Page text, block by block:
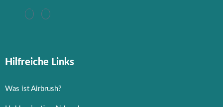
Hilfreiche Links
Was ist Airbrush?